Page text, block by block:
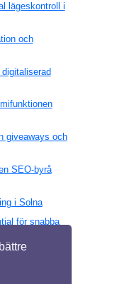
lägeskontroll i
och
giveaways och
SEO-byrå
i Solna
för snabba